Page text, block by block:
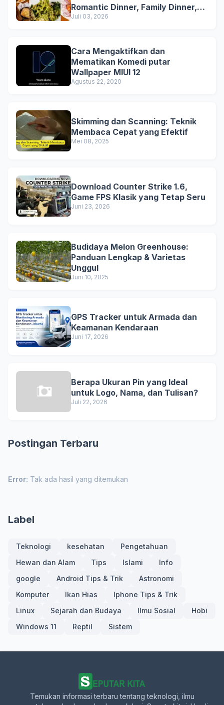
Romantic Dinner, Family Dinner,
and Business Lunch
Juli 03, 2026
Cara Mengaktifkan dan
Mematikan Komedi putar
Wallpaper MIUI 12
Agustus 22, 2020
Skimming dan Scanning: Teknik
Membaca Cepat yang Efektif
Mei 08, 2025
Download Counter Strike 1.6,
Game FPS Klasik yang Tetap Seru
Juni 23, 2026
Budidaya Melon Greenhouse:
Panduan Lengkap & Varietas
Unggul
Juni 10, 2025
GPS Tracker untuk Armada dan
Keamanan Kendaraan
Juni 17, 2026
Berapa Ukuran Pin yang Ideal
untuk Logo, Nama, dan Tulisan?
Juli 22, 2026
Postingan Terbaru
Error: Tak ada hasil yang ditemukan
Label
Teknologi kesehatan
Pengetahuan
Hewan dan Alam
Tips Islami
Info
google
Android Tips & Trik
Astronomi
Komputer
Ikan Hias
Iphone Tips & Trik
Linux
Sejarah dan Budaya Ilmu Sosial
Hobi
Windows 11
Reptil Sistem
Temukan informasi terbaru tentang teknologi, ilmu